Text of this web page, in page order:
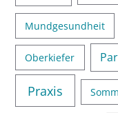
Mundgesundheit
Oberkiefer
Praxis